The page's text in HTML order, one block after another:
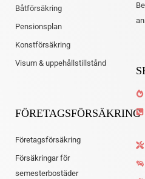
Båtförsäkring
Pensionsplan
Konstförsäkring
Visum & uppehållstillstånd
FÖRETAGSFÖRSÄKRING
Företagsförsäkring
Försäkringar för
semesterbostäder